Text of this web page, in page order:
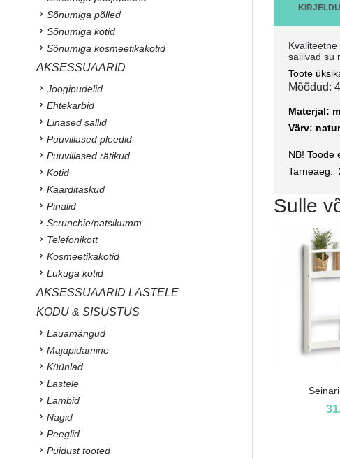
säilivad su
Toote
Mõõdud:
Materjal:
Värv:
NB! Toode
Tarneaeg:
Sulle
Sõnumiga põlled
Sõnumiga kotid
Sõnumiga kosmeetikakotid
AKSESSUAARID
Joogipudelid
Ehtekarbid
Linased sallid
Puuvillased pleedid
Puuvillased rätikud
Kotid
Kaarditaskud
Pinalid
Scrunchie/patsikumm
Telefonikott
Kosmeetikakotid
Lukuga kotid
AKSESSUAARID LASTELE
KODU & SISUSTUS
Lauamängud
Majapidamine
Küünlad
Lastele
Lambid
Nagid
Peeglid
Puidust tooted